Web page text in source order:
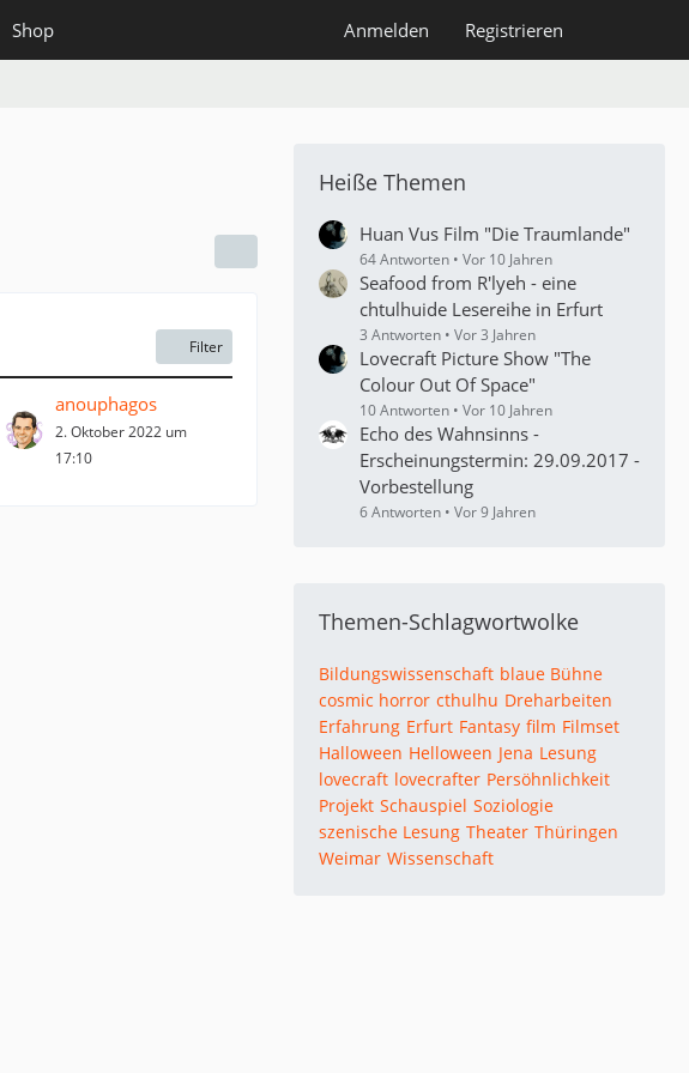
Shop Anmelden Registrieren
Filter
anouphagos
2. Oktober 2022 um
17:10
Heiße Themen
Huan Vus Film "Die Traumlande"
64 Antworten Vor 10 Jahren
Seafood from R'lyeh - eine
chtulhuide Lesereihe in Erfurt
3 Antworten Vor 3 Jahren
Lovecraft Picture Show "The
Colour Out Of Space"
10 Antworten Vor 10 Jahren
Echo des Wahnsinns -
Erscheinungstermin: 29.09.2017 -
Vorbestellung
6 Antworten Vor 9 Jahren
Themen-Schlagwortwolke
Bildungswissenschaft blaue Bühne
cosmic horror cthulhu Dreharbeiten
Erfahrung Erfurt Fantasy film Filmset
Halloween Helloween Jena Lesung
lovecraft lovecrafter Persöhnlichkeit
Projekt Schauspiel Soziologie
szenische Lesung Theater Thüringen
Weimar Wissenschaft